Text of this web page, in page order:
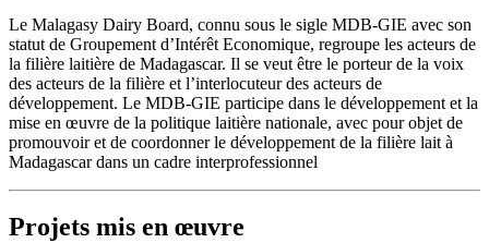
Le Malagasy Dairy Board, connu sous le sigle MDB-GIE avec son
statut de Groupement d’Intérêt Economique, regroupe les acteurs de
la filière laitière de Madagascar. Il se veut être le porteur de la voix
des acteurs de la filière et l’interlocuteur des acteurs de
développement. Le MDB-GIE participe dans le développement et la
mise en œuvre de la politique laitière nationale, avec pour objet de
promouvoir et de coordonner le développement de la filière lait à
Madagascar dans un cadre interprofessionnel
Projets mis en œuvre